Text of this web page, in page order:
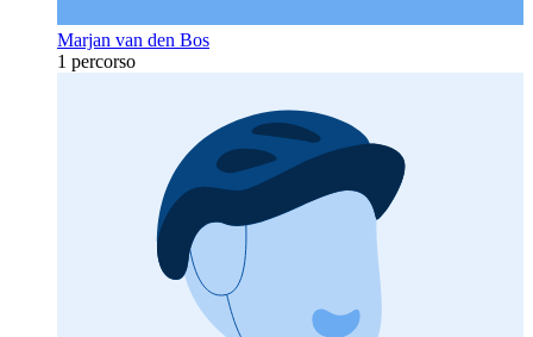
Marjan van den Bos
1 percorso